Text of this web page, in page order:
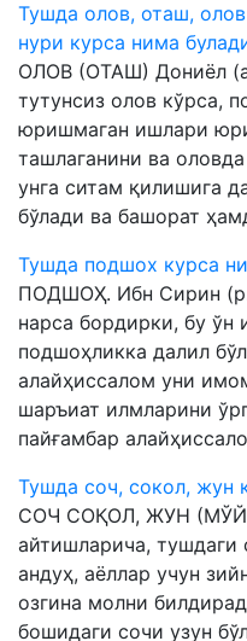
Тушда олов, оташ,
нури курса нима
ОЛОВ (ОТАШ) Дониёл
тутунсиз олов кўрса,
юришмаган ишлари
ташлаганини ва
унга ситам қилишига
бўлади ва башорат
Тушда подшох курса
ПОДШОҲ. Ибн Сирин
нарса бордирки, бу ўн
подшоҳликка далил
алайҳиссалом уни
шаръиат илмларини
пайғамбар
Тушда соч, сокол, жун
СОЧ СОҚОЛ, ЖУН (МЎЙ)
айтишларича, тушдаги
андуҳ, аёллар учун
озгина молни
бошидаги сочи узун